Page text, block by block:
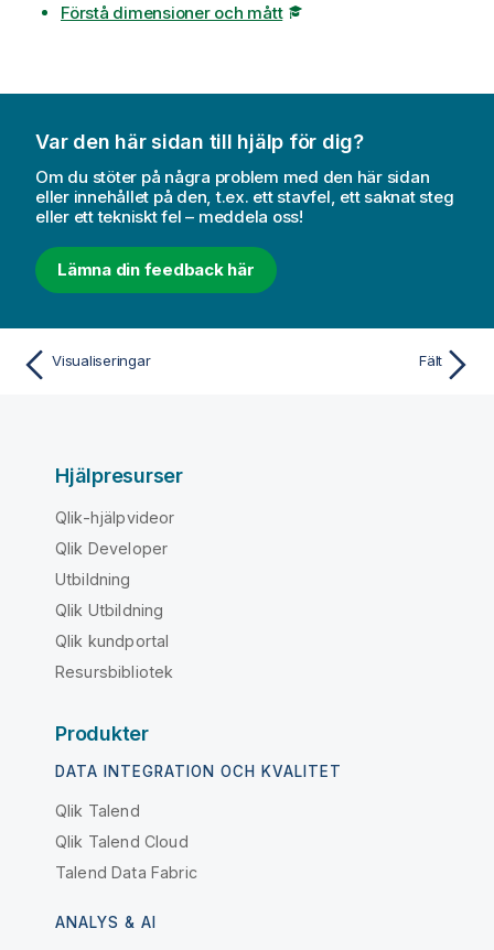
Förstå dimensioner och mått
Var den här sidan till hjälp för dig?
Om du stöter på några problem med den här sidan
eller innehållet på den, t.ex. ett stavfel, ett saknat steg
eller ett tekniskt fel – meddela oss!
Lämna din feedback här
Visualiseringar Fält
Hjälpresurser
Qlik-hjälpvideor
Qlik Developer
Utbildning
Qlik Utbildning
Qlik kundportal
Resursbibliotek
Produkter
DATA INTEGRATION OCH KVALITET
Qlik Talend
Qlik Talend Cloud
Talend Data Fabric
ANALYS & AI